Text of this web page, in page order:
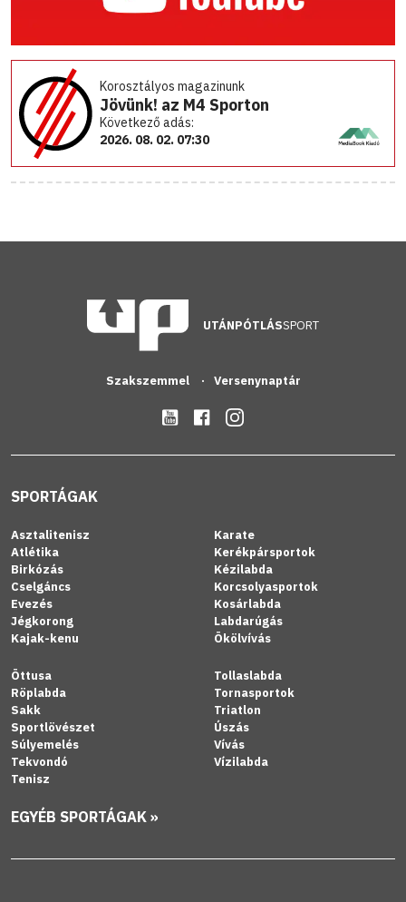
Korosztályos magazinunk
Jövünk! az M4 Sporton
Következő adás:
2026. 08. 02. 07:30
UTÁNPÓTLÁSSPORT
Szakszemmel Versenynaptár
SPORTÁGAK
Asztalitenisz
Atlétika
Birkózás
Cselgáncs
Evezés
Jégkorong
Kajak-kenu
Karate
Kerékpársportok
Kézilabda
Korcsolyasportok
Kosárlabda
Labdarúgás
Ökölvívás
Öttusa
Röplabda
Sakk
Sportlövészet
Súlyemelés
Tekvondó
Tenisz
Tollaslabda
Tornasportok
Triatlon
Úszás
Vívás
Vízilabda
EGYÉB SPORTÁGAK »